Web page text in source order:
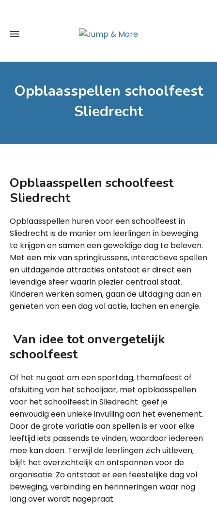
Opblaasspellen schoolfeest
Sliedrecht
Opblaasspellen schoolfeest
Sliedrecht
Opblaasspellen huren voor een schoolfeest in
Sliedrecht is de manier om leerlingen in beweging
te krijgen en samen een geweldige dag te beleven.
Met een mix van springkussens, interactieve spellen
en uitdagende attracties ontstaat er direct een
levendige sfeer waarin plezier centraal staat.
Kinderen werken samen, gaan de uitdaging aan en
genieten van een dag vol actie, lachen en energie.
Van idee tot onvergetelijk
schoolfeest
Of het nu gaat om een sportdag, themafeest of
afsluiting van het schooljaar, met opblaasspellen
voor het schoolfeest in Sliedrecht geef je
eenvoudig een unieke invulling aan het evenement.
Door de grote variatie aan spellen is er voor elke
leeftijd iets passends te vinden, waardoor iedereen
mee kan doen. Terwijl de leerlingen zich uitleven,
blijft het overzichtelijk en ontspannen voor de
organisatie. Zo ontstaat er een feestelijke dag vol
beweging, verbinding en herinneringen waar nog
lang over wordt nagepraat.